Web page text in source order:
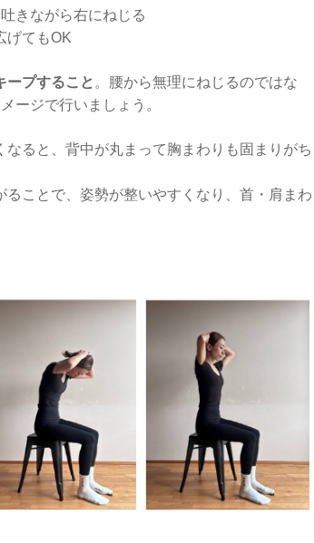
きながら右にねじる
げてもOK
ープすること 。腰から無理にねじるのではな
ージで行いましょう。
ると、背中が丸まって胸まわりも固まりがち
ることで、姿勢が整いやすくなり、首・肩まわ